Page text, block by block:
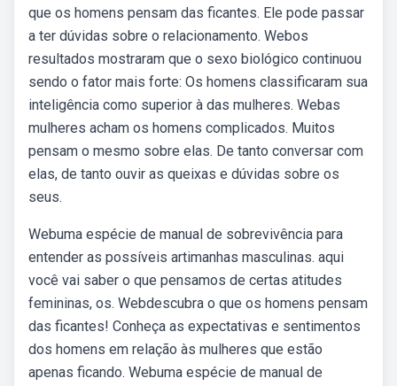
que os homens pensam das ficantes. Ele pode passar
a ter dúvidas sobre o relacionamento. Webos
resultados mostraram que o sexo biológico continuou
sendo o fator mais forte: Os homens classificaram sua
inteligência como superior à das mulheres. Webas
mulheres acham os homens complicados. Muitos
pensam o mesmo sobre elas. De tanto conversar com
elas, de tanto ouvir as queixas e dúvidas sobre os
seus.
Webuma espécie de manual de sobrevivência para
entender as possíveis artimanhas masculinas. aqui
você vai saber o que pensamos de certas atitudes
femininas, os. Webdescubra o que os homens pensam
das ficantes! Conheça as expectativas e sentimentos
dos homens em relação às mulheres que estão
apenas ficando. Webuma espécie de manual de